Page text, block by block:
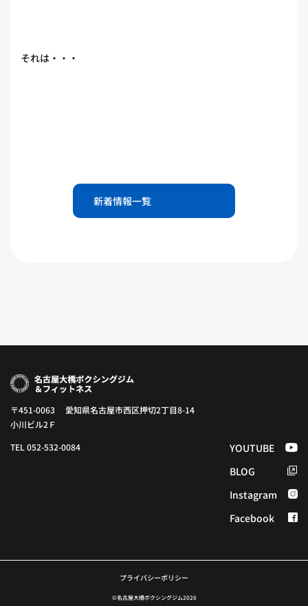
それは・・・
新着情報一覧
〒451-0063 愛知県名古屋市西区押切2丁目8-14
小川ビル2Ｆ
TEL 052-532-0084
YOUTUBE
BLOG
Instagram
Facebook
プライバシーポリシー
©︎名古屋大橋ボクシングジム2026